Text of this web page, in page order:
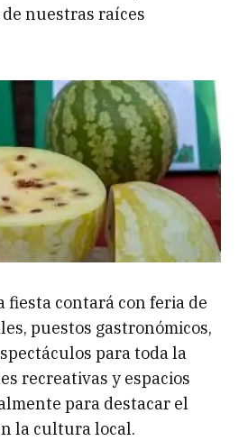
nuestras raíces
fiesta contará con feria de
puestos gastronómicos,
para toda la
recreativas y espacios
para destacar el
la cultura local.